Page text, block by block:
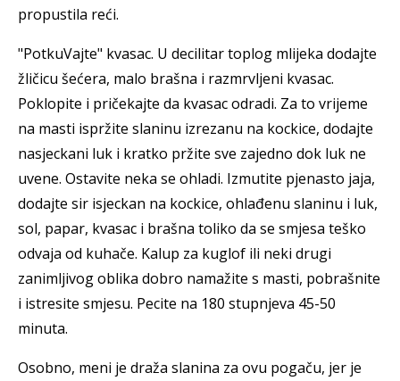
propustila reći.
"PotkuVajte" kvasac. U decilitar toplog mlijeka dodajte
žličicu šećera, malo brašna i razmrvljeni kvasac.
Poklopite i pričekajte da kvasac odradi. Za to vrijeme
na masti ispržite slaninu izrezanu na kockice, dodajte
nasjeckani luk i kratko pržite sve zajedno dok luk ne
uvene. Ostavite neka se ohladi. Izmutite pjenasto jaja,
dodajte sir isjeckan na kockice, ohlađenu slaninu i luk,
sol, papar, kvasac i brašna toliko da se smjesa teško
odvaja od kuhače. Kalup za kuglof ili neki drugi
zanimljivog oblika dobro namažite s masti, pobrašnite
i istresite smjesu. Pecite na 180 stupnjeva 45-50
minuta.
Osobno, meni je draža slanina za ovu pogaču, jer je